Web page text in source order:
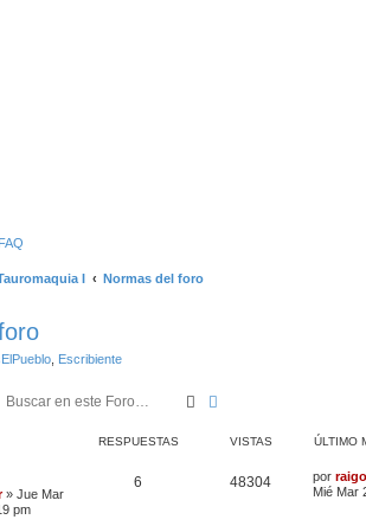
FAQ
I Normas del foro
Escribiente
Buscar
RESPUESTAS VISTAS ÚLTIMO
» Jue Mar
pm
6 48304 por
Mié Mar